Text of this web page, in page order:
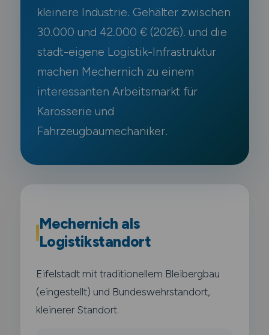
kleinere Industrie. Gehälter zwischen
30.000 und 42.000 € (2026). und die
stadt-eigene Logistik-Infrastruktur
machen Mechernich zu einem
interessanten Arbeitsmarkt für
Karosserie und
Fahrzeugbaumechaniker.
Mechernich als
Logistikstandort
Eifelstadt mit traditionellem Bleibergbau
(eingestellt) und Bundeswehrstandort,
kleinerer Standort.